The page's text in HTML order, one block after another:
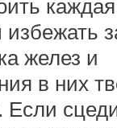
желез и
в них
Если